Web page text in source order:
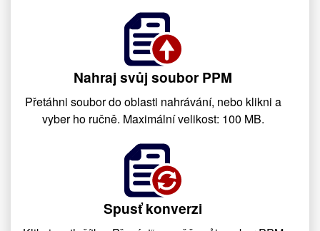
Nahraj svůj soubor PPM
Přetáhni soubor do oblasti nahrávání, nebo klikni a
vyber ho ručně. Maximální velikost: 100 MB.
Spusť konverzi